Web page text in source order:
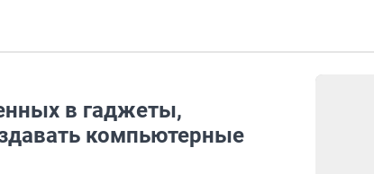
в гаджеты,
компьютерные